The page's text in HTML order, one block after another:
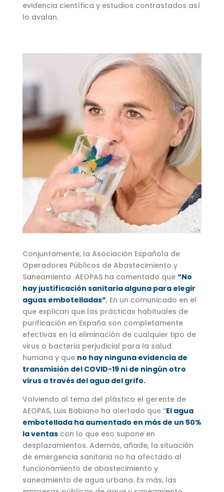
evidencia científica y estudios contrastados así
lo avalan.
Conjuntamente, la Asociación Española de
Operadores Públicos de Abastecimiento y
Saneamiento AEOPAS ha comentado que “No
hay justificación sanitaria alguna para elegir
aguas embotelladas”, En un comunicado en el
que explican que las prácticas habituales de
purificación en España son completamente
efectivas en la eliminación de cualquier tipo de
virus o bacteria perjudicial para la salud
humana y que no hay ninguna evidencia de
transmisión del COVID-19 ni de ningún otro
virus a través del agua del grifo.
Volviendo al tema del plástico el gerente de
AEOPAS, Luis Babiano ha alertado que “El agua
embotellada ha aumentado en más de un 50%
la ventascon lo que eso supone en
desplazamientos. Además, añade, la situación
de emergencia sanitaria no ha afectado al
funcionamiento de abastecimiento y
saneamiento de agua urbana. Es más, las